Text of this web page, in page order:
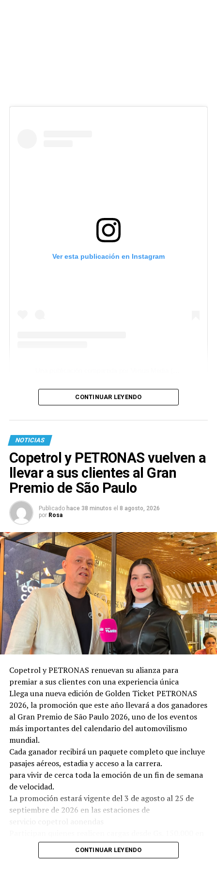
Ver esta publicación en Instagram
CONTINUAR LEYENDO
NOTICIAS
Copetrol y PETRONAS vuelven a
llevar a sus clientes al Gran
Premio de São Paulo
Publicado hace 38 minutos el 8 agosto, 2026
por Rosa
Copetrol y PETRONAS renuevan su alianza para
premiar a sus clientes con una experiencia única
Llega una nueva edición de Golden Ticket PETRONAS
2026, la promoción que este año llevará a dos ganadores
al Gran Premio de São Paulo 2026, uno de los eventos
más importantes del calendario del automovilismo
mundial.
Cada ganador recibirá un paquete completo que incluye
pasajes aéreos, estadia y acceso a la carrera.
para vivir de cerca toda la emoción de un fin de semana
de velocidad.
La promoción estará vigente del 3 de agosto al 25 de
septiembre de 2026 en las estaciones de
Suprema o Diésel Elite y adquieran lubricantes
PETRONAS en las estaciones de servicio Copetrol. Cada
CONTINUAR LEYENDO